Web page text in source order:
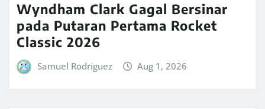
Wyndham Clark Gagal Bersinar
pada Putaran Pertama Rocket
Classic 2026
Samuel Rodriguez Aug 1, 2026